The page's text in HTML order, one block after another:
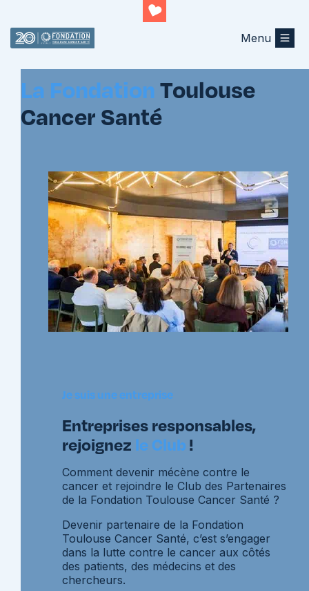
Menu
La Fondation Toulouse
Cancer Santé
Je suis une entreprise
Entreprises responsables,
rejoignez le Club!
Comment devenir mécène contre le
cancer et rejoindre le Club des Partenaires
de la Fondation Toulouse Cancer Santé ?
Devenir partenaire de la Fondation
Toulouse Cancer Santé, c’est s’engager
dans la lutte contre le cancer aux côtés
des patients, des médecins et des
chercheurs.